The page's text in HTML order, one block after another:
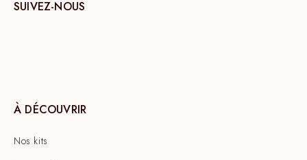
SUIVEZ-NOUS
À DÉCOUVRIR
Nos kits